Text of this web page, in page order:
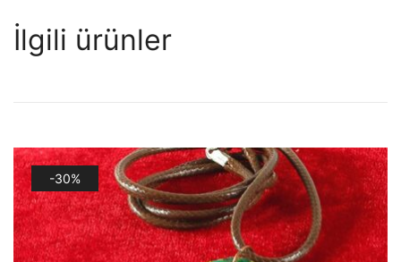
İlgili ürünler
-30%